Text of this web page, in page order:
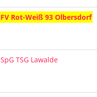
FV Rot-Weiß 93 Olbersdorf
SpG TSG Lawalde